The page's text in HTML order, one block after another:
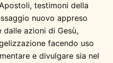
testimoni della
nuovo appreso
azioni di Gesù,
facendo uso
e divulgare sia nel